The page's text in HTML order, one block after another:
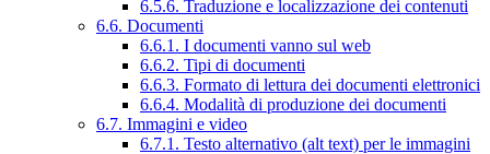
6.5.6. Traduzione e localizzazione dei contenuti
6.6. Documenti
6.6.1. I documenti vanno sul web
6.6.2. Tipi di documenti
6.6.3. Formato di lettura dei documenti elettronici
6.6.4. Modalità di produzione dei documenti
6.7. Immagini e video
6.7.1. Testo alternativo (alt text) per le immagini